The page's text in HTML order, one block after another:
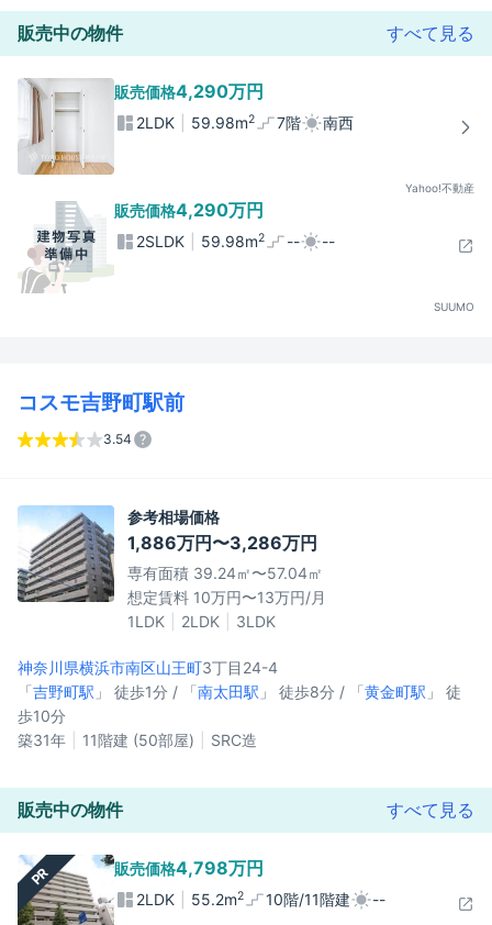
販売中の物件 すべて見る
販売価格4,290万円
2LDK 59.98m2 7階 南西
Yahoo!不動産
販売価格4,290万円
2SLDK 59.98m2 -- --
SUUMO
コスモ吉野町駅前
3.54
参考相場価格
1,886万円〜3,286万円
専有面積 39.24㎡〜57.04㎡
想定賃料 10万円〜13万円/月
1LDK
2LDK 3LDK
神奈川県横浜市南区山王町3丁目24-4
「吉野町駅 」 徒歩1分 / 「南太田駅 」 徒歩8分 / 「黄金町駅 」 徒
歩10分
築31年
11階建 (50部屋) SRC造
販売中の物件 すべて見る
PR 販売価格4,798万円
2LDK 55.2m2 10階/11階建 --